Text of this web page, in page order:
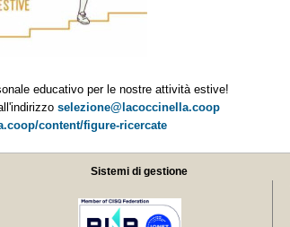
educativo per le nostre attività estive!
selezione@lacoccinella.coop
content/figure-ricercate
Sistemi di gestione